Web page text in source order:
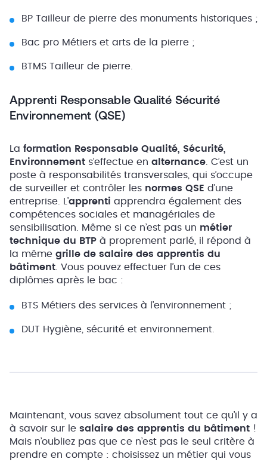
BP Tailleur de pierre des monuments historiques ;
Bac pro Métiers et arts de la pierre ;
BTMS Tailleur de pierre.
Apprenti Responsable Qualité Sécurité
Environnement (QSE)
La formation Responsable Qualité, Sécurité,
Environnement s’effectue en alternance . C’est un
poste à responsabilités transversales, qui s’occupe
de surveiller et contrôler les normes QSE d’une
entreprise. L’apprenti apprendra également des
compétences sociales et managériales de
sensibilisation. Même si ce n’est pas un métier
technique du BTP à proprement parlé, il répond à
la même grille de salaire des apprentis du
bâtiment . Vous pouvez effectuer l’un de ces
diplômes après le bac :
BTS Métiers des services à l’environnement ;
DUT Hygiène, sécurité et environnement.
Maintenant, vous savez absolument tout ce qu’il y a
à savoir sur le salaire des apprentis du bâtiment !
Mais n’oubliez pas que ce n’est pas le seul critère à
prendre en compte : choisissez un métier qui vous